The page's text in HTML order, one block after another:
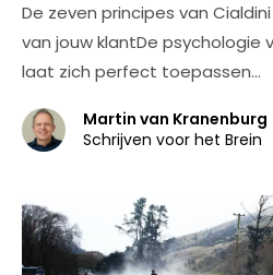
De zeven principes van
van jouw klantDe psychologie
laat zich perfect toepassen…
Martin van Kranenburg
Schrijven voor het Brein